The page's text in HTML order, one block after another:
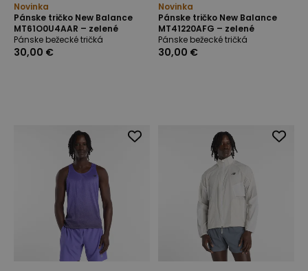
Novinka
Pánske tričko New Balance
MT61O0U4AAR – zelené
Pánske bežecké tričká
30,00 €
Novinka
Pánske tričko New Balance
MT41220AFG – zelené
Pánske bežecké tričká
30,00 €